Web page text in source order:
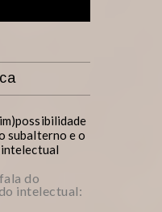
subalterno e o
do
intelectual: